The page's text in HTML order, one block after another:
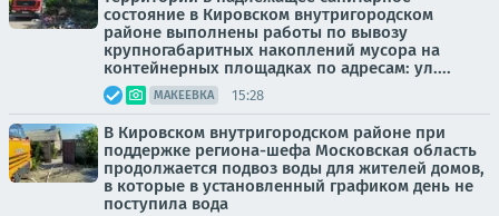
состояние в Кировском внутригородском
районе выполнены работы по вывозу
крупногабаритных накоплений мусора на
контейнерных площадках по адресам: ул....
МАКЕЕВКА 15:28
В Кировском внутригородском районе при
поддержке региона-шефа Московская область
продолжается подвоз воды для жителей домов,
в которые в установленный графиком день не
поступила вода